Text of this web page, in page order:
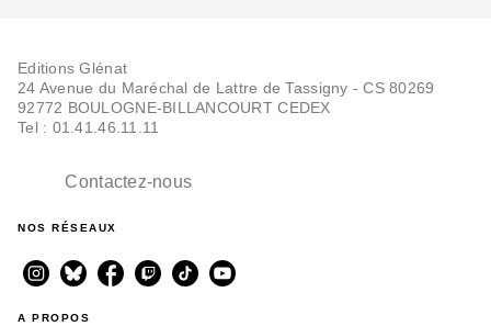
Editions Glénat
24 Avenue du Maréchal de Lattre de Tassigny - CS 80269
92772 BOULOGNE-BILLANCOURT CEDEX
Tel : 01.41.46.11.11
Contactez-nous
NOS RÉSEAUX
A PROPOS